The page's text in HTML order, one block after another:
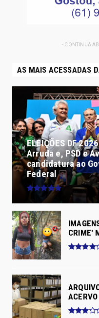
- CONTINUA
AS MAIS ACESSADAS
ELEIÇÕES DF
Arruda e, PSD e
candidatura ao
Federal
CRIME'